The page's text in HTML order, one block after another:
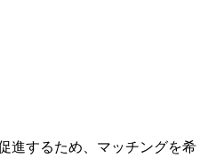
進するため、マッチングを希